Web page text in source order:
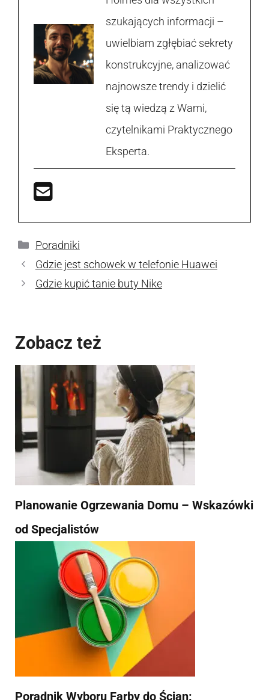
szukających informacji –
uwielbiam zgłębiać sekrety
konstrukcyjne, analizować
najnowsze trendy i dzielić
się tą wiedzą z Wami,
czytelnikami Praktycznego
Eksperta.
Kategorie
Poradniki
Gdzie jest schowek w telefonie Huawei
Gdzie kupić tanie buty Nike
Zobacz też
Planowanie Ogrzewania Domu – Wskazówki
od Specjalistów
Poradnik Wyboru Farby do Ścian: